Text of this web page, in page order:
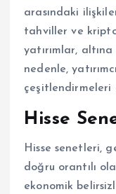
arasındaki
tahviller ve
yatırımlar,
nedenle,
çeşitlendirmeleri
Hisse
Hisse senetleri,
doğru orantılı
ekonomik